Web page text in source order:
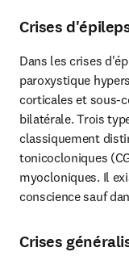
Crises
Dans les crises
paroxystique
corticales et sous-
bilatérale. Trois
classiquement
tonicocloniques
myocloniques. Il
conscience sauf
Crises